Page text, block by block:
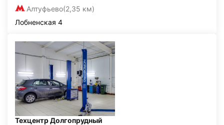
Алтуфьево(2,35 км)
Лобненская 4
Техцентр Долгопрудный